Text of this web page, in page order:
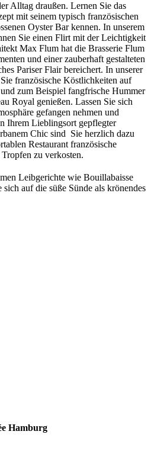
Alltag draußen. Lernen Sie das
mit seinem typisch französischen
Oyster Bar kennen. In unserem
Sie einen Flirt mit der Leichtigkeit
Max Flum hat die Brasserie Flum
und einer zauberhaft gestalteten
Pariser Flair bereichert. In unserer
französische Köstlichkeiten auf
zum Beispiel fangfrische Hummer
Royal genießen. Lassen Sie sich
gefangen nehmen und
Ihrem Lieblingsort gepflegter
Chic sind Sie herzlich dazu
Restaurant französische
zu verkosten.
Leibgerichte wie Bouillabaisse
auf die süße Sünde als krönendes
Hamburg